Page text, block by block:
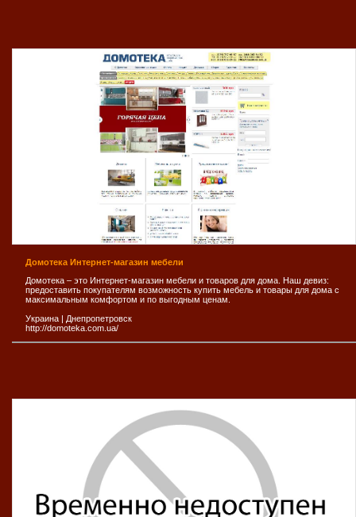
Домотека Интернет-магазин мебели
Домотека – это Интернет-магазин мебели и товаров для дома. Наш девиз:
предоставить покупателям возможность купить мебель и товары для дома с
максимальным комфортом и по выгодным ценам.
Украина | Днепропетровск
http://domoteka.com.ua/